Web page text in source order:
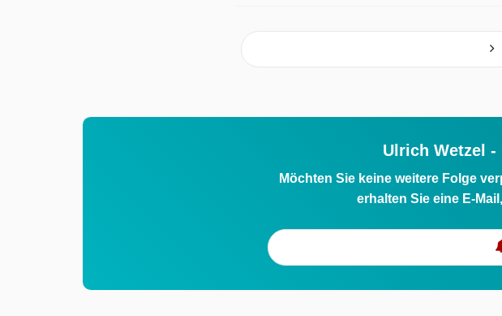
Ulrich Wetzel
Möchten Sie keine weitere Folge
erhalten Sie eine E-